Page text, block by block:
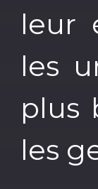
leur
les
plus
les